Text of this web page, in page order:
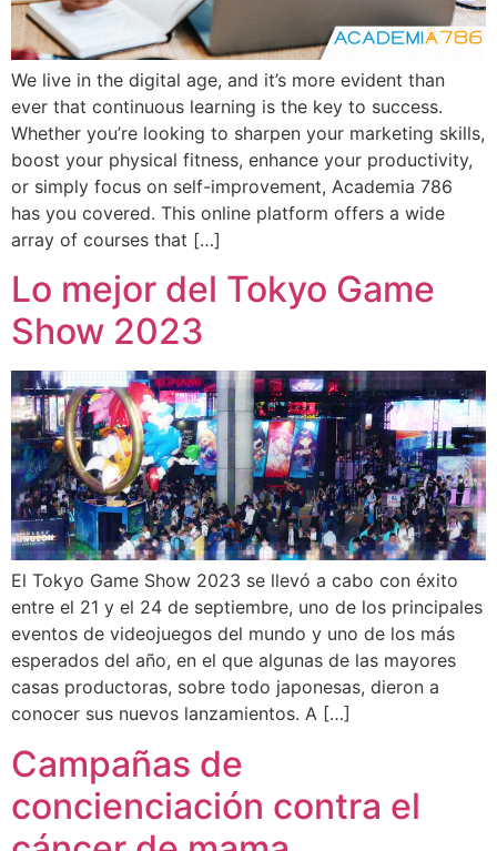
We live in the digital age, and it’s more evident than
ever that continuous learning is the key to success.
Whether you’re looking to sharpen your marketing skills,
boost your physical fitness, enhance your productivity,
or simply focus on self-improvement, Academia 786
has you covered. This online platform offers a wide
array of courses that […]
Lo mejor del Tokyo Game
Show 2023
El Tokyo Game Show 2023 se llevó a cabo con éxito
entre el 21 y el 24 de septiembre, uno de los principales
eventos de videojuegos del mundo y uno de los más
esperados del año, en el que algunas de las mayores
casas productoras, sobre todo japonesas, dieron a
conocer sus nuevos lanzamientos. A […]
Campañas de
concienciación contra el